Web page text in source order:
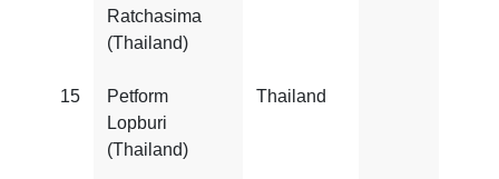
Ratchasima
(Thailand)
15
Petform
Lopburi
(Thailand)
Thailand